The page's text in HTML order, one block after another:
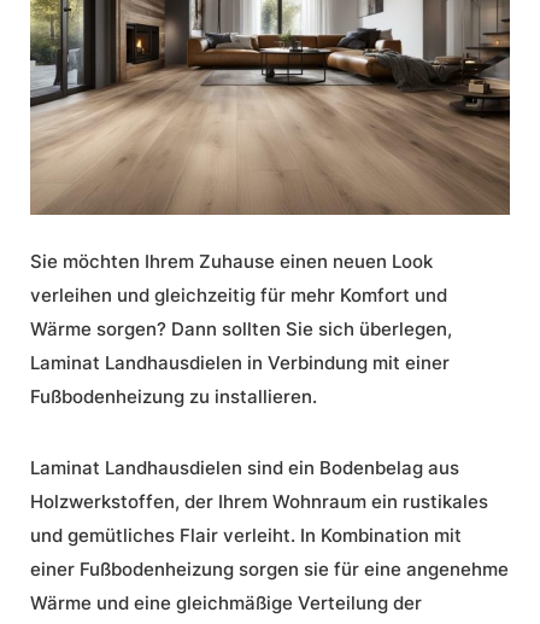
Sie möchten Ihrem Zuhause einen neuen Look
verleihen und gleichzeitig für mehr Komfort und
Wärme sorgen? Dann sollten Sie sich überlegen,
Laminat Landhausdielen in Verbindung mit einer
Fußbodenheizung zu installieren.
Laminat Landhausdielen sind ein Bodenbelag aus
Holzwerkstoffen, der Ihrem Wohnraum ein rustikales
und gemütliches Flair verleiht. In Kombination mit
einer Fußbodenheizung sorgen sie für eine angenehme
Wärme und eine gleichmäßige Verteilung der